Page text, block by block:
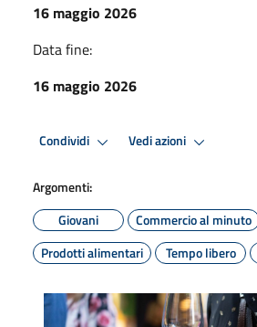
16 maggio 2026
Data fine:
16 maggio 2026
Condividi Vedi azioni
Argomenti:
Giovani
Commercio al minuto
Prodotti alimentari
Tempo libero